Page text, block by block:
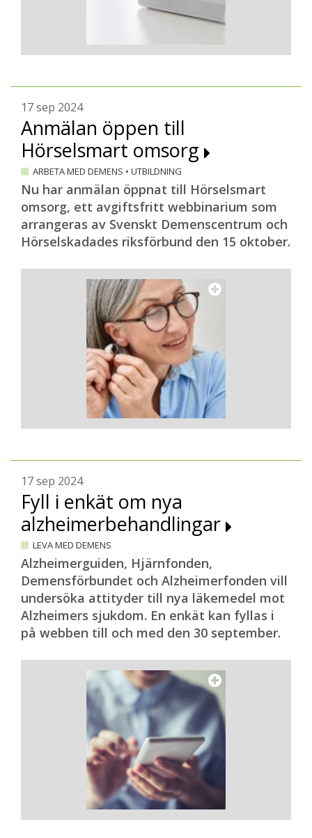
17 sep 2024
Anmälan öppen till
Hörselsmart omsorg
ARBETA MED DEMENS • UTBILDNING
Nu har anmälan öppnat till Hörselsmart
omsorg, ett avgiftsfritt webbinarium som
arrangeras av Svenskt Demenscentrum och
Hörselskadades riksförbund den 15 oktober.
17 sep 2024
Fyll i enkät om nya
alzheimerbehandlingar
LEVA MED DEMENS
Alzheimerguiden, Hjärnfonden,
Demensförbundet och Alzheimerfonden vill
undersöka attityder till nya läkemedel mot
Alzheimers sjukdom. En enkät kan fyllas i
på webben till och med den 30 september.